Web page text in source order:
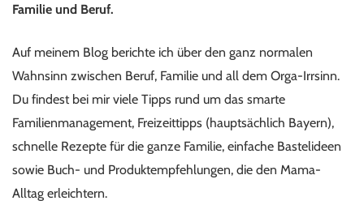
Familie und Beruf.
Auf meinem Blog berichte ich über den ganz normalen
Wahnsinn zwischen Beruf, Familie und all dem Orga-Irrsinn.
Du findest bei mir viele Tipps rund um das smarte
Familienmanagement, Freizeittipps (hauptsächlich Bayern),
schnelle Rezepte für die ganze Familie, einfache Bastelideen
sowie Buch- und Produktempfehlungen, die den Mama-
Alltag erleichtern.